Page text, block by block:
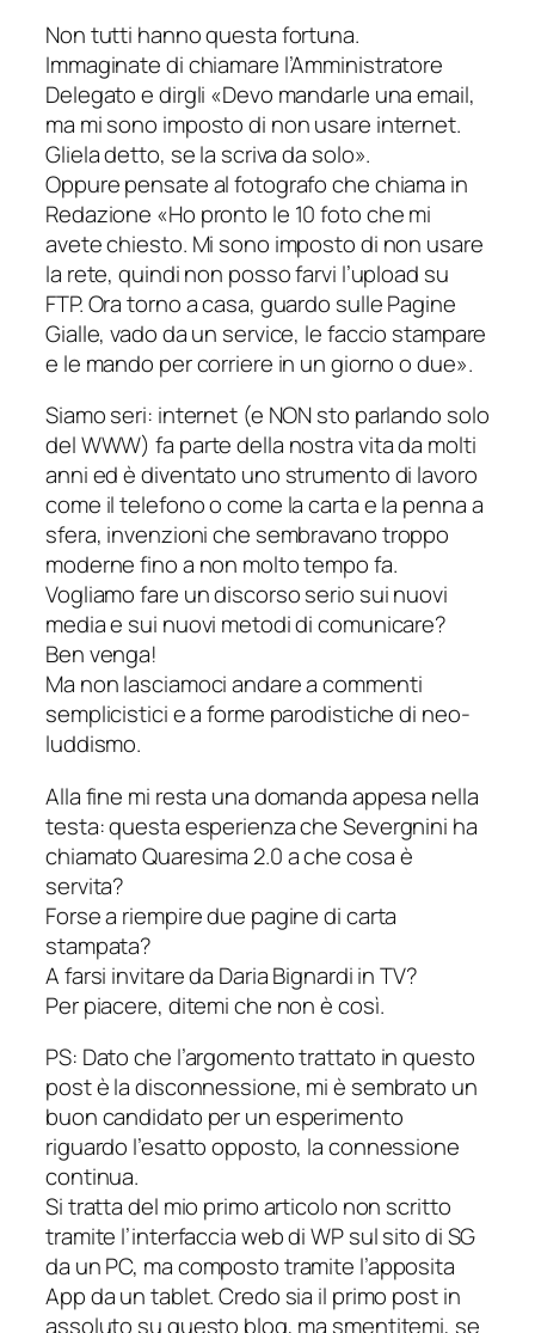
Non tutti hanno questa fortuna.
Immaginate di chiamare l’Amministratore
Delegato e dirgli «Devo mandarle una email,
ma mi sono imposto di non usare internet.
Gliela detto, se la scriva da solo».
Oppure pensate al fotografo che chiama in
Redazione «Ho pronto le 10 foto che mi
avete chiesto. Mi sono imposto di non usare
la rete, quindi non posso farvi l’upload su
FTP. Ora torno a casa, guardo sulle Pagine
Gialle, vado da un service, le faccio stampare
e le mando per corriere in un giorno o due».
Siamo seri: internet (e NON sto parlando solo
del WWW) fa parte della nostra vita da molti
anni ed è diventato uno strumento di lavoro
come il telefono o come la carta e la penna a
sfera, invenzioni che sembravanotroppo
moderne fino a non molto tempo fa.
Vogliamo fare un discorso serio sui nuovi
media e sui nuovi metodi di comunicare?
Ben venga!
Ma non lasciamoci andare a commenti
semplicistici e a forme parodistiche di neo-
luddismo.
Alla fine mi resta una domanda appesa nella
testa: questa esperienza che Severgnini ha
chiamato Quaresima 2.0 a che cosa è
servita?
Forse a riempire due pagine di carta
stampata?
A farsi invitare da Daria Bignardi in TV?
Per piacere, ditemi che non è così.
PS: Dato che l’argomento trattato in questo
post è la disconnessione, mi è sembrato un
buon candidato per un esperimento
riguardo l’esatto opposto, la connessione
continua.
Si tratta del mio primo articolo non scritto
tramite l’interfaccia web di WP sul sito di SG
da un PC, ma composto tramite l’apposita
App da un tablet. Credo sia il primo post in
assoluto su questo blog, ma smentitemi, se